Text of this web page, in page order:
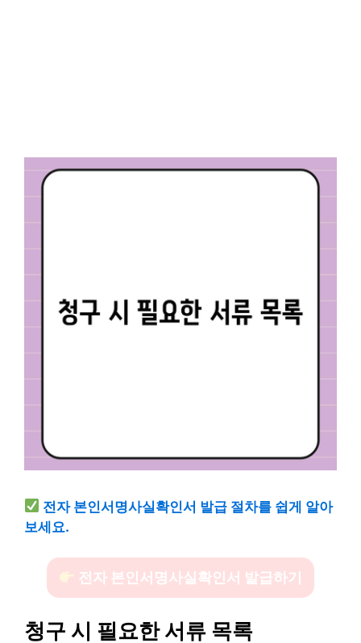
전자 본인서명사실확인서 발급 절차를 쉽게 알아
보세요.
전자 본인서명사실확인서 발급하기
청구 시 필요한 서류 목록